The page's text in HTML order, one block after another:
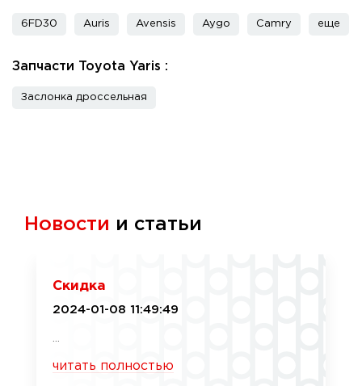
6FD30 Auris Avensis Aygo Camry еще
Запчасти Toyota Yaris :
Заслонка дроссельная
Новости и статьи
Скидка
2024-01-08 11:49:49
читать полностью